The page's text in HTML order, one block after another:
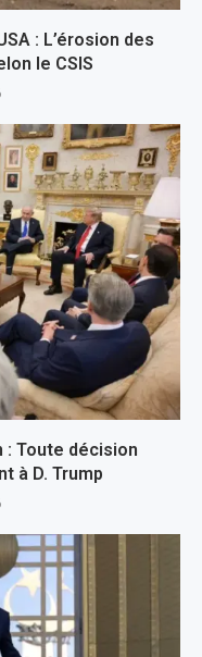
: L’érosion des
le CSIS
: Toute décision
à D. Trump